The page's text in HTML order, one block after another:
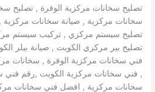
تصليح سخانات مركزية الوفرة , تصليح
سخانات مركزية , صيانة سخانات
تصليح سيستم مركزي , تركيب سيستم
تصليح بير مركزي الكويت , صيانة بيلر
فني سخانات مركزية الوفرة , سخانات
, فني سخانات مركزية الكويت ,رقم فني
سخانات مركزية , افضل فني سخانات